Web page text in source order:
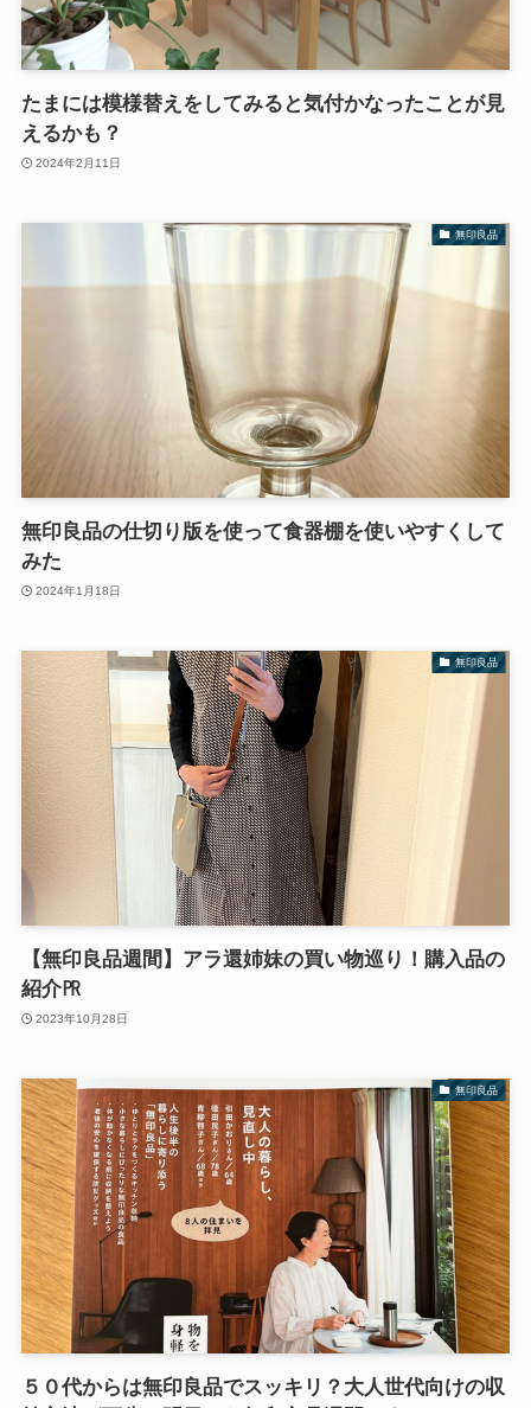
たまには模様替えをしてみると気付かなったことが見
えるかも？
2024年2月11日
無印良品
無印良品の仕切り版を使って食器棚を使いやすくして
みた
2024年1月18日
無印良品
【無印良品週間】アラ還姉妹の買い物巡り！購入品の
紹介㏚
2023年10月28日
無印良品
５０代からは無印良品でスッキリ？大人世代向けの収